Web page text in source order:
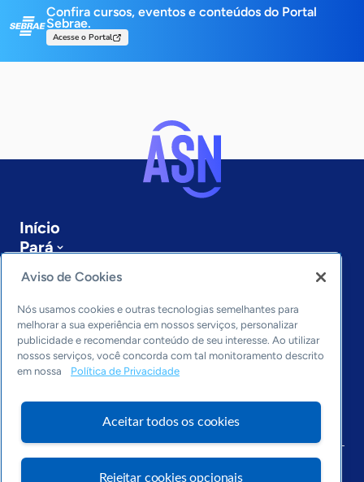
Confira cursos, eventos e conteúdos do Portal
Sebrae.
Acesse o Portal
Início
Pará
Sobre a ASN
Últimas notícias
Entre em contato
Editorias
Economia & Política
Inovação & Tecnologia
Cultura empreendedora
Arquivo
Aviso de Cookies
Nós usamos cookies e outras tecnologias semelhantes para
melhorar a sua experiência em nossos serviços, personalizar
publicidade e recomendar conteúdo de seu interesse. Ao utilizar
nossos serviços, você concorda com tal monitoramento descrito
em nossa
Política de Privacidade
Aceitar todos os cookies
Rejeitar cookies opcionais